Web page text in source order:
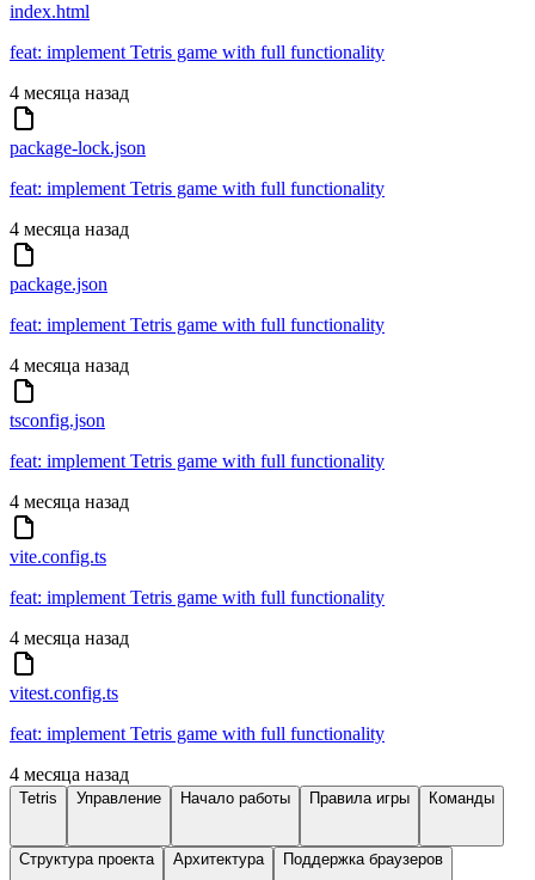
index.html
feat: implement Tetris game with full functionality
4 месяца назад
package-lock.json
feat: implement Tetris game with full functionality
4 месяца назад
package.json
feat: implement Tetris game with full functionality
4 месяца назад
tsconfig.json
feat: implement Tetris game with full functionality
4 месяца назад
vite.config.ts
feat: implement Tetris game with full functionality
4 месяца назад
vitest.config.ts
feat: implement Tetris game with full functionality
4 месяца назад
Tetris Управление Начало работы Правила игры Команды
Структура проекта Архитектура Поддержка браузеров